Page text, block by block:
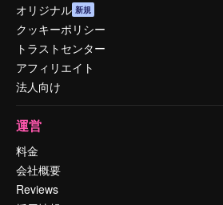
オリジナル 新規
クッキーポリシー
トラストセンター
アフィリエイト
法人向け
運営
料金
会社概要
Reviews